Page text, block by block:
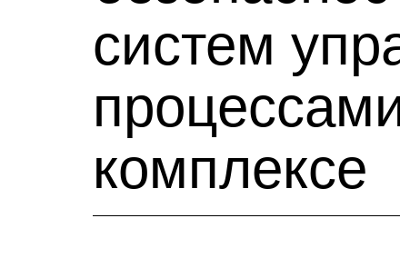
систем
комплексе